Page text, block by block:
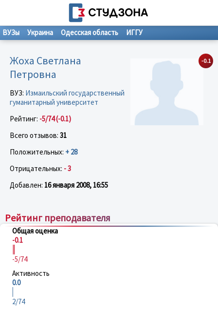
ВУЗы Украина Одесская область ИГГУ
-0.1
Жоха Светлана
Петровна
ВУЗ: Измаильский государственный
гуманитарный университет
Рейтинг: -5/74 (-0.1)
Всего отзывов: 31
Положительных: + 28
Отрицательных: - 3
Добавлен: 16 января 2008, 16:55
Рейтинг преподавателя
Общая оценка
-0.1
-5/74
Активность
0.0
2/74